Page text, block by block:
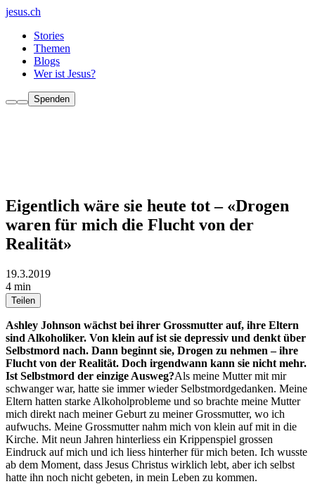
jesus.ch
Stories
Themen
Blogs
Wer ist Jesus?
Spenden
Eigentlich wäre sie heute tot – «Drogen
waren für mich die Flucht von der
Realität»
19.3.2019
4 min
Teilen
Ashley Johnson wächst bei ihrer Grossmutter auf, ihre Eltern
sind Alkoholiker. Von klein auf ist sie depressiv und denkt über
Selbstmord nach. Dann beginnt sie, Drogen zu nehmen – ihre
Flucht von der Realität. Doch irgendwann kann sie nicht mehr.
Ist Selbstmord der einzige Ausweg?Als meine Mutter mit mir
schwanger war, hatte sie immer wieder Selbstmordgedanken. Meine
Eltern hatten starke Alkoholprobleme und so brachte meine Mutter
mich direkt nach meiner Geburt zu meiner Grossmutter, wo ich
aufwuchs. Meine Grossmutter nahm mich von klein auf mit in die
Kirche. Mit neun Jahren hinterliess ein Krippenspiel grossen
Eindruck auf mich und ich liess hinterher für mich beten. Ich wusste
ab dem Moment, dass Jesus Christus wirklich lebt, aber ich selbst
hatte ihn noch nicht gebeten, in mein Leben zu kommen.